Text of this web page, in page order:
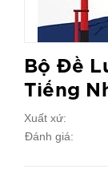
Bộ Đề
Tiếng
Xuất xứ:
Đánh giá: